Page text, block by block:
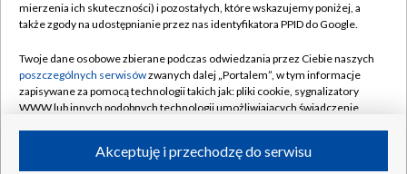
Naziemna Telewizja Cyfrowa
Rada Programowa
System NOS
Informacje o nadawcy
Program dla prasy
Pomoc
Kontakt
Kanały
mierzenia ich skuteczności) i pozostałych, które wskazujemy poniżej, a
także zgody na udostępnianie przez nas identyfikatora PPID do Google.
Twoje dane osobowe zbierane podczas odwiedzania przez Ciebie naszych
poszczególnych serwisówzwanych dalej „Portalem”, w tym informacje
zapisywane za pomocą technologii takich jak: pliki cookie, sygnalizatory
WWW lub innych podobnych technologii umożliwiających świadczenie
ruchu w Internecie.Akceptuję i przechodzę do serwisu